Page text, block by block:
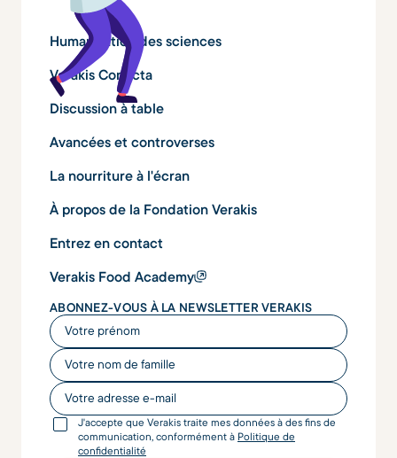
Humanisation des sciences
Verakis Conecta
Discussion à table
Avancées et controverses
La nourriture à l'écran
À propos de la Fondation Verakis
Entrez en contact
Verakis Food Academy
ABONNEZ-VOUS À LA NEWSLETTER VERAKIS
Votre prénom
Votre nom de famille
Votre adresse e-mail
J'accepte que Verakis traite mes données à des fins de
communication, conformément à Politique de
confidentialité